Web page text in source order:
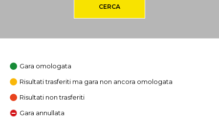
CERCA
Gara omologata
Risultati trasferiti ma gara non ancora omologata
Risultati non trasferiti
Gara annullata